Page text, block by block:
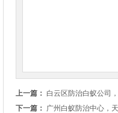
上一篇： 白云区防治白蚁公司
下一篇： 广州白蚁防治中心，